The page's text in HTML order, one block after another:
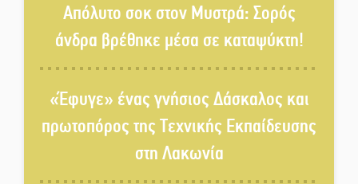
και πρωτοπόρος της Τεχνικής
Εκπαίδευσης στη Λακωνία
στον Δ. Σπάρτης;
Δεκαπενταύγουστος στην
Πετρίνα: Αντάμωμα με μουσική,
Απόλυτο σοκ στον Μυστρά: Σορός
άνδρα βρέθηκε μέσα σε καταψύκτη!
«Έφυγε» ένας γνήσιος Δάσκαλος και
πρωτοπόρος της Τεχνικής Εκπαίδευσης
στη Λακωνία